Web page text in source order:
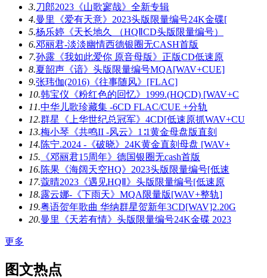
3.刀郎2023《山歌寥哉》全新专辑
4.曼里《爱有天意》2023头版限量编号24K金碟[
5.杨乐婷《天长地久 （HQⅡCD头版限量编号）
6.邓丽君-淡淡幽情西德银圈无CASH首版
7.孙露《我如此爱你 原音母版》正版CD低速原
8.夏韶声《谙》头版限量编号MQA[WAV+CUE]
9.张玮伽(2016)《往事随风》[FLAC]
10.韩宝仪《粉红色的回忆》1999.(HQCD) [WAV+C
11.中华儿歌珍藏集 -6CD FLAC/CUE +分轨
12.群星《上华世纪总冠军》4CD[低速原抓WAV+CU
13.梅小琴《共鸣II -风云》1∶1黄金母盘版直刻
14.陈宁.2024 -《破晓》24K黄金直刻母盘 [WAV+
15. 《邓丽君15周年》德国银圈无cash首版
16.陈果《海阔天空HQ》2023头版限量编号[低速
17.蔻晴2023《遇见HQⅡ》头版限量编号[低速原
18.露云娜-《下雨天》MQA限量版[WAV+整轨]
19.粤语贺年歌曲 华纳群星贺新年3CD[WAV]2.20G
20.曼里《天若有情》头版限量编号24K金碟 2023
更多
图文热点